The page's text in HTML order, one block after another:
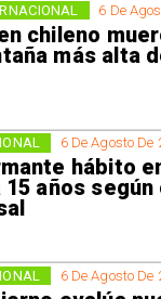
6 De
chileno
más alta
6 De Agosto De
hábito
15 años
6 De Agosto De